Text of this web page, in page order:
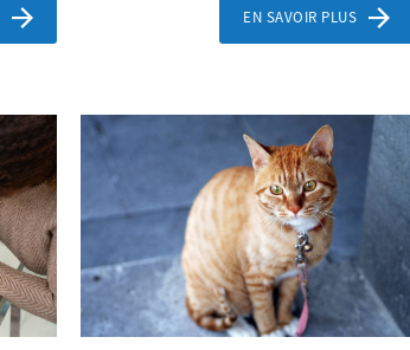
EN SAVOIR PLUS